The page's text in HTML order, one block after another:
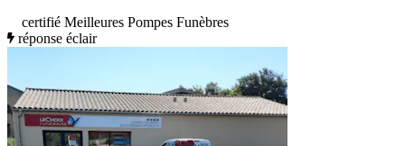
certifié Meilleures Pompes Funèbres
réponse éclair